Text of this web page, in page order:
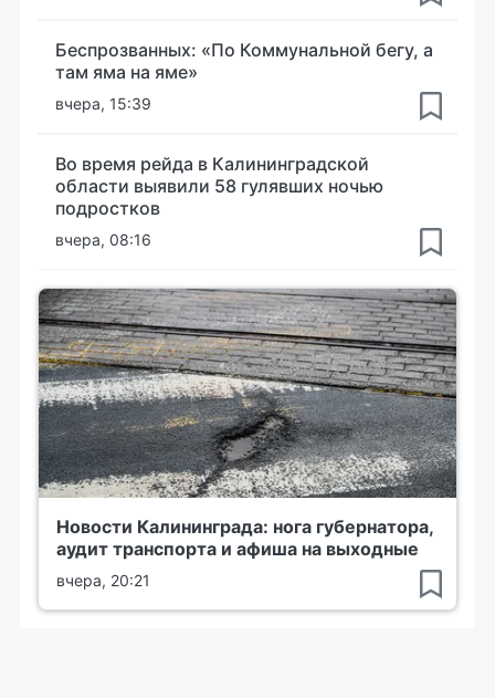
Беспрозванных: «По Коммунальной бегу, а
там яма на яме»
вчера, 15:39
Во время рейда в Калининградской
области выявили 58 гулявших ночью
подростков
вчера, 08:16
Новости Калининграда: нога губернатора,
аудит транспорта и афиша на выходные
вчера, 20:21